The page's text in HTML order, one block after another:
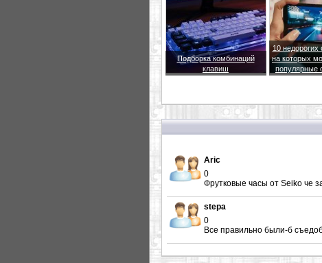
Подборка комбинаций
клавиш
10
на которых
популярные
Aric
0
Фрутковые часы от Seiko че
stepa
0
Все правильно были-б